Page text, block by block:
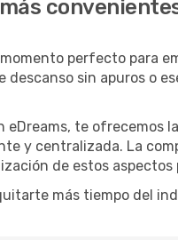
perfecto para
sin apuros o
eDreams, te ofrecemos
y centralizada. La
de estos aspectos
más tiempo del